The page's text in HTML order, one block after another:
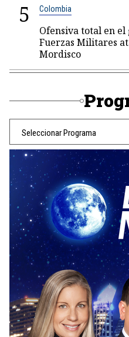
5 Colombia
Ofensiva total en
Fuerzas Militares
Mordisco